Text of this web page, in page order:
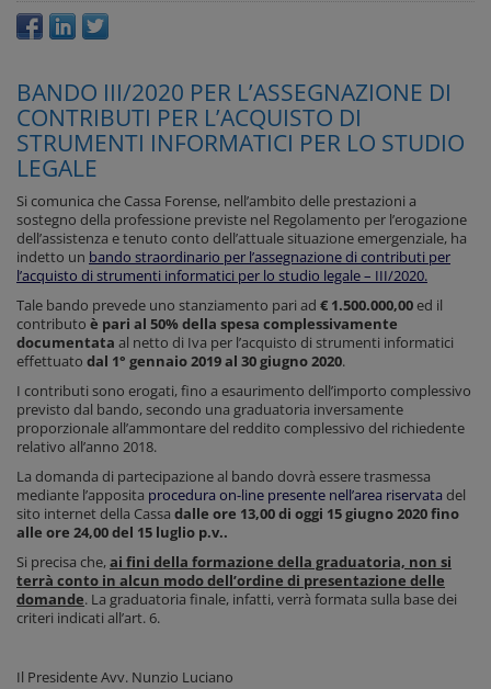
BANDO III/2020 PER L’ASSEGNAZIONE DI
CONTRIBUTI PER L’ACQUISTO DI
STRUMENTI INFORMATICI PER LO STUDIO
LEGALE
Si comunica che Cassa Forense, nell’ambito delle prestazioni a
sostegno della professione previste nel Regolamento per l’erogazione
dell’assistenza e tenuto conto dell’attuale situazione emergenziale, ha
indetto un bando straordinario per l’assegnazione di contributi per
l’acquisto di strumenti informatici per lo studio legale – III/2020.
Tale bando prevede uno stanziamento pari ad € 1.500.000,00ed il
contributo è pari al 50% della spesa complessivamente
documentata al netto di Iva per l’acquisto di strumenti informatici
effettuato dal 1° gennaio 2019 al 30 giugno 2020.
I contributi sono erogati, fino a esaurimento dell’importo complessivo
previsto dal bando, secondo una graduatoria inversamente
proporzionale all’ammontare del reddito complessivo del richiedente
relativo all’anno 2018.
La domanda di partecipazione al bando dovrà essere trasmessa
mediante l’apposita procedura on-line presente nell’area riservata del
sito internet della Cassa dalle ore 13,00 di oggi 15 giugno 2020 fino
alle ore 24,00 del 15 luglio p.v..
Si precisa che,ai fini della formazione della graduatoria, non si
terrà conto in alcun modo dell’ordine di presentazione delle
domande. La graduatoria finale, infatti, verrà formata sulla base dei
criteri indicati all’art. 6.
Il Presidente Avv. Nunzio Luciano